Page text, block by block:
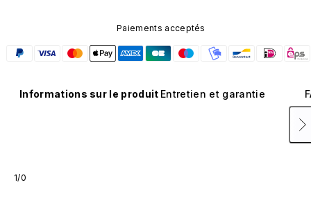
Paiements acceptés
Informations sur le produit Entretien et garantie
1/0